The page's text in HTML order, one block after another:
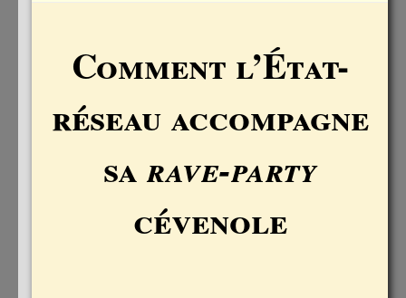
Comment l’État-
réseau accompagne
sarave-party
cévenole